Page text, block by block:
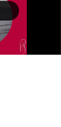
complexe. Elle
que vous
en image 1 et
en lien avec
cervicale,